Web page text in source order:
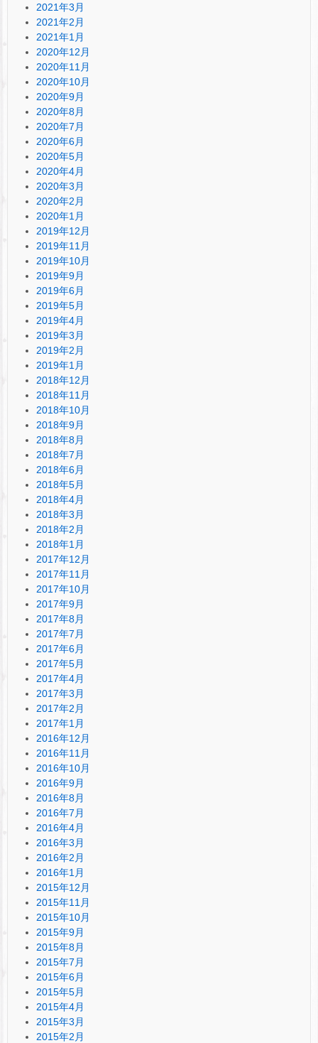
2021年3月
2021年2月
2021年1月
2020年12月
2020年11月
2020年10月
2020年9月
2020年8月
2020年7月
2020年6月
2020年5月
2020年4月
2020年3月
2020年2月
2020年1月
2019年12月
2019年11月
2019年10月
2019年9月
2019年6月
2019年5月
2019年4月
2019年3月
2019年2月
2019年1月
2018年12月
2018年11月
2018年10月
2018年9月
2018年8月
2018年7月
2018年6月
2018年5月
2018年4月
2018年3月
2018年2月
2018年1月
2017年12月
2017年11月
2017年10月
2017年9月
2017年8月
2017年7月
2017年6月
2017年5月
2017年4月
2017年3月
2017年2月
2017年1月
2016年12月
2016年11月
2016年10月
2016年9月
2016年8月
2016年7月
2016年4月
2016年3月
2016年2月
2016年1月
2015年12月
2015年11月
2015年10月
2015年9月
2015年8月
2015年7月
2015年6月
2015年5月
2015年4月
2015年3月
2015年2月